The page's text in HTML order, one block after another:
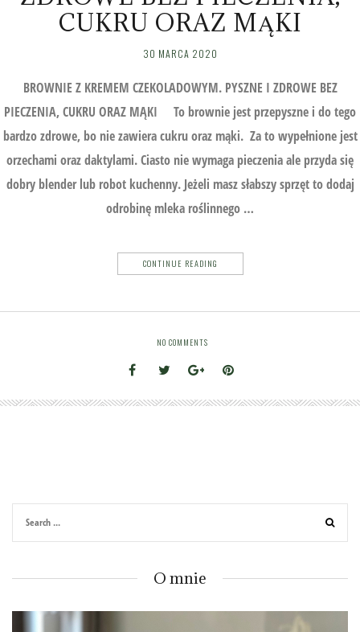
CUKRU ORAZ MĄKI
30 MARCA 2020
BROWNIE Z KREMEM CZEKOLADOWYM. PYSZNE I ZDROWE BEZ
PIECZENIA, CUKRU ORAZ MĄKI To brownie jest przepyszne i do tego
bardzo zdrowe, bo nie zawiera cukru oraz mąki. Za to wypełnione jest
orzechami oraz daktylami. Ciasto nie wymaga pieczenia ale przyda się
dobry blender lub robot kuchenny. Jeżeli masz słabszy sprzęt to dodaj
odrobinę mleka roślinnego …
CONTINUE READING
NO COMMENTS
O mnie